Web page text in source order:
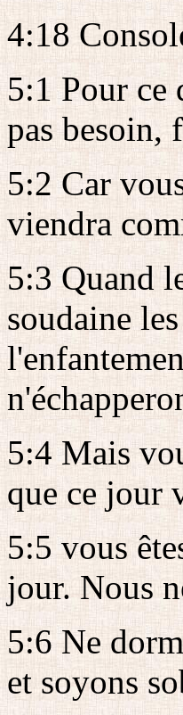
4:18
5:1 Pour ce
pas besoin,
5:2 Car
viendra
5:3 Quand
soudaine
5:4 Mais
que ce jour
5:5 vous
jour. Nous
5:6 Ne
et soyons